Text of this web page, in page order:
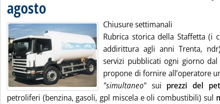
agosto
Chiusure settimanali
Rubrica storica della Staffetta (i
addirittura agli anni Trenta,
servizi pubblicati ogni giorno
propone di fornire all’operatore
"simultaneo" sui prezzi del
petroliferi (benzina, gasoli, gpl miscela e oli combustibili) sul